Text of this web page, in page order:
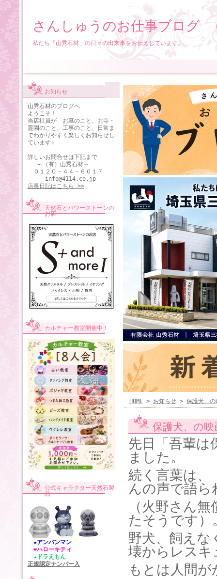
さんしゅうのお仕事ブロ
私たち「山秀石材」の日々の出来事をお伝えしています。
お知らせ
山秀石材のブログへ
ようこそ！
当店社員が お墓のこと、お寺・
霊園のこと、工事のこと、日常ま
でわかりやすく楽しくお知らせし
ています☆
詳しいお問合せは下記まで
～（有）山秀石材～
０１２０－４４－６０１７
info@4114.co.jp
店長日記はこちら >>
天然石とパワーストーンの
お店
カルチャー教室開催中！
公式キャラクター天然石製
品
★アンパンマン
❤ハローキティ
★ドラえもん
正規認定ナンバー入
HOME> お知らせ> 保護犬、の
保護犬、の映
先日「吾輩は
ました。
続く言葉は、
んの声で語ら
（火野さん
たそうです）
野犬、飼えな
壊からレスキ
もとは人間